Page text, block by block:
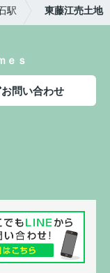
駅 東藤江売土地
ｅｓ
お問い合わせ